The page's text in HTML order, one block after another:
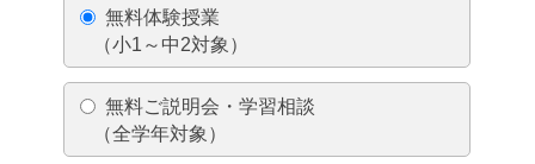
無料体験授業
（小1～中2対象）
無料ご説明会・学習相談
（全学年対象）